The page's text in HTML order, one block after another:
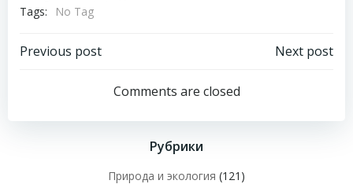
Tags:
No Tag
Навигация
записям
Previous post
Навигация
по
записям
Next post
Comments are closed
Рубрики
Природа и экология (121)